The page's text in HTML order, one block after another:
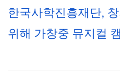
한국사학진흥재단,
위해 가창중 뮤지컬